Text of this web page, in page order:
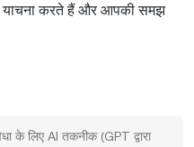
याचना करते हैं और आपकी समझ
के लिए AI तकनीक (GPT द्वारा